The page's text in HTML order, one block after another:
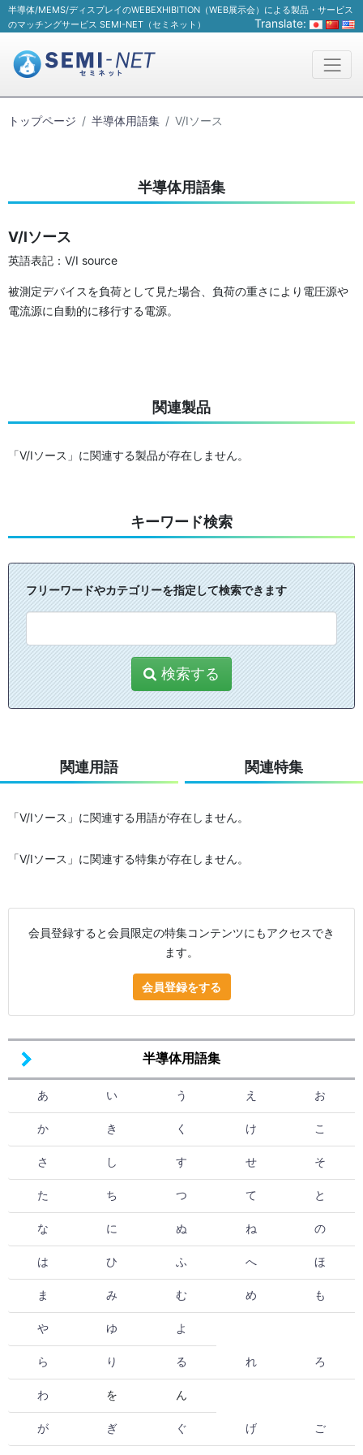
半導体/MEMS/ディスプレイのWEBEXHIBITION（WEB展示会）による製品・サービス
のマッチングサービス SEMI-NET（セミネット）
Translate:
トップページ 半導体用語集 V/Iソース
半導体用語集
あ い う え お
か き く け こ
さ し す せ そ
た ち つ て と
な に ぬ ね の
は ひ ふ へ ほ
ま み む め も
や ゆ よ
ら り る れ ろ
わ を ん
が ぎ ぐ げ ご
半導体用語集
V/Iソース
英語表記：V/I source
被測定デバイスを負荷として見た場合、負荷の重さにより電圧源や
電流源に自動的に移行する電源。
関連製品
「V/Iソース」に関連する製品が存在しません。
キーワード検索
フリーワードやカテゴリーを指定して検索できます
検索する
関連用語 関連特集
「V/Iソース」に関連する用語が存在しません。
「V/Iソース」に関連する特集が存在しません。
会員登録すると会員限定の特集コンテンツにもアクセスでき
ます。
会員登録をする